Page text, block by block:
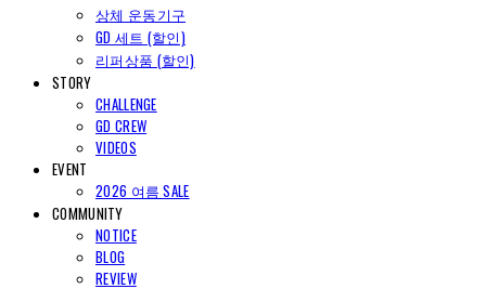
상체 운동기구
GD 세트 (할인)
리퍼상품 (할인)
STORY
CHALLENGE
GD CREW
VIDEOS
EVENT
2026 여름 SALE
COMMUNITY
NOTICE
BLOG
REVIEW